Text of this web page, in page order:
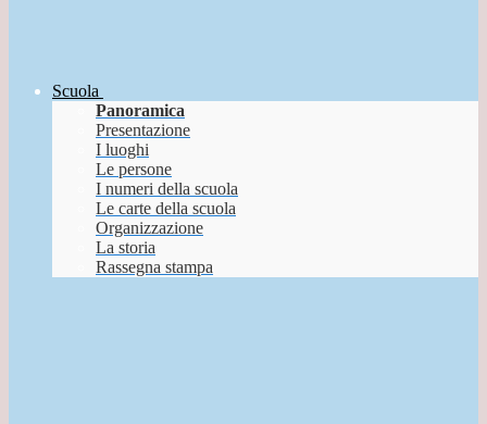
Scuola
Panoramica
Presentazione
I luoghi
Le persone
I numeri della scuola
Le carte della scuola
Organizzazione
La storia
Rassegna stampa